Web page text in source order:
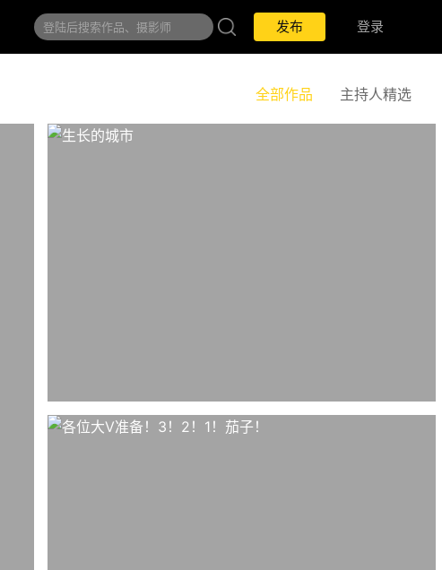
发布 登录
全部作品 主持人精选